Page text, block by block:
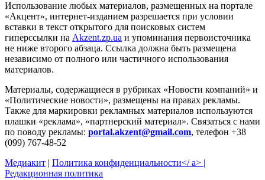
Использование любых материалов, размещенных на портале
«Акцент», интернет-изданием разрешается при условии
вставки в текст открытого для поисковых систем
гиперссылки на Akzent.zp.ua и упоминания первоисточника
не ниже второго абзаца. Ссылка должна быть размещена
независимо от полного или частичного использования
материалов.
Материалы, содержащиеся в рубриках «Новости компаний» и
«Политические новости», размещены на правах рекламы.
Также для маркировки рекламных материалов используются
плашки «реклама», «партнерский материал». Связаться с нами
по поводу рекламы: portal.akzent@gmail.com, телефон +38
(099) 767-48-52
Медиакит | Политика конфиденциальности</ a> |
Редакционная политика